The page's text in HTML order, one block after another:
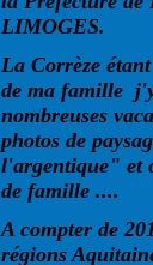
LIMOGES.
La Corrèze
de ma famille
nombreuses
photos de
l'argentique" et
de famille ....
A compter de
régions